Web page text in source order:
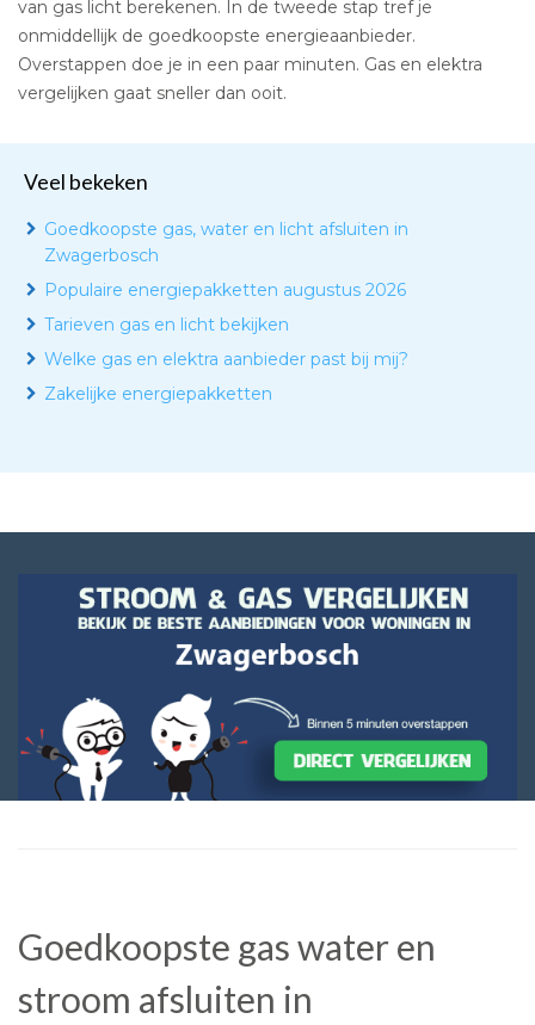
van gas licht berekenen. In de tweede stap tref je
onmiddellijk de goedkoopste energieaanbieder.
Overstappen doe je in een paar minuten. Gas en elektra
vergelijken gaat sneller dan ooit.
Veel bekeken
Goedkoopste gas, water en licht afsluiten in
Zwagerbosch
Populaire energiepakketten augustus 2026
Tarieven gas en licht bekijken
Welke gas en elektra aanbieder past bij mij?
Zakelijke energiepakketten
Goedkoopste gas water en
stroom afsluiten in